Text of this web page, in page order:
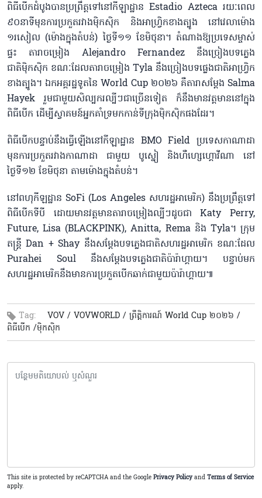
ពិធីបើកដំបូង​បានប្រព្រឹត្តទៅនៅកីឡាដ្ឋាន Estadio Azteca រយៈពេល
៩០នាទីមុនការប្រកួតរវាងម៉ិកស៊ិក និងអាហ្វ្រិកខាងត្បូង នៅ​វេលាម៉ោង
១រសៀល (ម៉ោងក្នុងតំបន់) ថ្ងៃទី១១ ខែមិថុនា។ តំណាងឱ្យប្រទេសម្ចាស់
ផ្ទះ តារាចម្រៀង Alejandro Fernandez នឹងច្រៀងបទភ្លេង
ជាតិម៉ិកស៊ិក ខណៈដែលតារាចម្រៀង Tyla នឹងច្រៀងបទផ្លេងជាតិអាហ្វ្រិក
ខាងត្បូង។ ឯកអគ្គរដ្ឋទូតនៃ World Cup ២០២៦ គឺតារាសម្តែង Salma
Hayek រួមជាមួយ​សិល្បករល្បីៗជាច្រើនទៀត ក៏នឹងមាន​វត្តមាននៅក្នុង​
ពិធីបើក ដើម្បីស្វាគមន៍អ្នកគាំទ្រមកកាន់ទីក្រុងម៉ិកស៊ិកផងដែរ។
ពិធីបើកបន្ទាប់នឹងធ្វើឡើងនៅកីឡាដ្ឋាន BMO Field ប្រទេសកាណាដា
មុនការប្រកួតរវាងកាណាដា ជាមួយ បូស្នៀ និងហឺហ្សេហ្គោវីណា នៅ
ថ្ងៃទី១២ ខែមិថុនា តាម​ម៉ោងក្នុងតំបន់។
នៅពហុកីឡដ្ឋាន SoFi (Los Angeles សហរដ្ឋអាមេរិក) នឹងប្រព្រឹត្តទៅ
ពិធីបើក​ទីបី ដោយ​មានវត្តមាន​តារាចម្រៀងល្បីៗដូចជា Katy Perry,
Future, Lisa (BLACKPINK), Anitta, Rema និង Tyla។ ក្រុម
តន្រ្តី Dan + Shay នឹង​សម្តែងបទ​ភ្លេងជាតិសហរដ្ឋអាមេរិក ខណៈដែល
Purahei Soul នឹងសម្តែងបទ​ភ្លេងជាតិប៉ារ៉ាហ្គាយ​។ បន្ទាប់មក
សហរដ្ឋអាមេរិក​នឹង​មានការប្រកួតបើកឆាក់ជាមួយប៉ារ៉ាហ្គាយ៕​
Tag: VOV / VOVWORLD / ព្រឹត្តិការណ៍ World Cup ២០២៦ /
ពិធីបើក /​ម៉ិកស៊ិក
This site is protected by reCAPTCHA and the Google Privacy Policy and Terms of Service
apply.